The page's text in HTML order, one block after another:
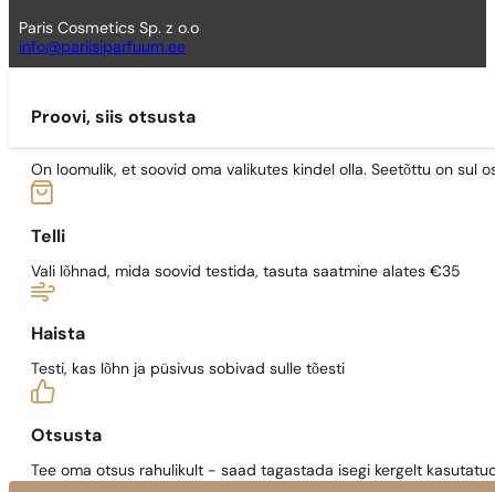
Paris Cosmetics Sp. z o.o
info@pariisiparfuum.ee
Proovi, siis otsusta
On loomulik, et soovid oma valikutes kindel olla. Seetõttu on sul
Telli
Vali lõhnad, mida soovid testida, tasuta saatmine alates €35
Haista
Testi, kas lõhn ja püsivus sobivad sulle tõesti
Otsusta
Tee oma otsus rahulikult - saad tagastada isegi kergelt